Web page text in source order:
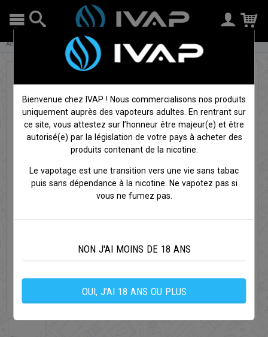
Accueil Cigarettes électroniques Divers Tige micro coil
Bienvenue chez IVAP ! Nous commercialisons nos produits
uniquement auprès des vapoteurs adultes. En rentrant sur
ce site, vous attestez sur l’honneur être majeur(e) et être
autorisé(e) par la législation de votre pays à acheter des
produits contenant de la nicotine.
Le vapotage est une transition vers une vie sans tabac
puis sans dépendance à la nicotine. Ne vapotez pas si
vous ne fumez pas.
NON J'AI MOINS DE 18 ANS
OUI, J'AI 18 ANS OU PLUS